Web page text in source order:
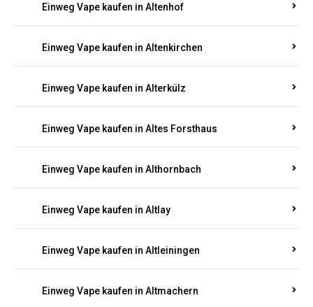
Einweg Vape kaufen in Altenhof
Einweg Vape kaufen in Altenkirchen
Einweg Vape kaufen in Alterkülz
Einweg Vape kaufen in Altes Forsthaus
Einweg Vape kaufen in Althornbach
Einweg Vape kaufen in Altlay
Einweg Vape kaufen in Altleiningen
Einweg Vape kaufen in Altmachern